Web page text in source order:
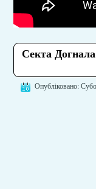
Секта
Опубліковано: